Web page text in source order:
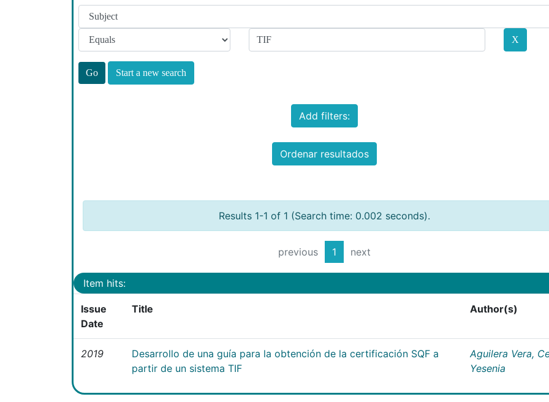
Start a new search
Add filters:
Ordenar resultados
Results 1-1 of 1 (Search time: 0.002 seconds).
previous 1 next
Item hits:
Issue
Date
Title Author(s)
2019
Desarrollo de una guía para la obtención de la certificación SQF a
partir de un sistema TIF
Aguilera Vera,
Yesenia